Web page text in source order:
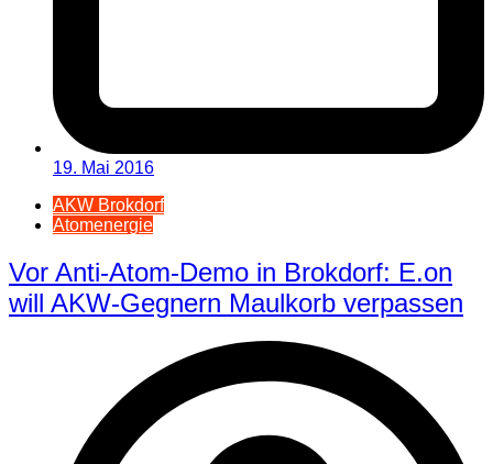
19. Mai 2016
AKW Brokdorf
Atomenergie
Vor Anti-Atom-Demo in Brokdorf: E.on
will AKW-Gegnern Maulkorb verpassen